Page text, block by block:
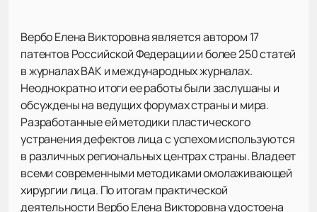
Вербо Елена Викторовна является автором 17
патентов Российской Федерации и более 250 статей
в журналах ВАК и международных журналах.
Неоднократно итоги ее работы были заслушаны и
обсуждены на ведущих форумах страны и мира.
Разработанные ей методики пластического
устранения дефектов лица с успехом используются
в различных региональных центрах страны. Владеет
всеми современными методиками омолаживающей
хирургии лица. По итогам практической
деятельности Вербо Елена Викторовна удостоена